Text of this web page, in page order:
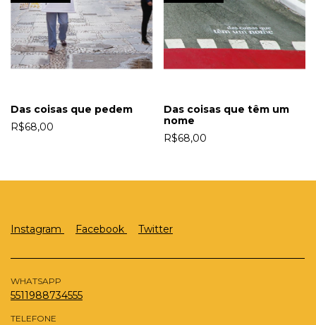
Das coisas que pedem
R$68,00
Das coisas que têm um
nome
R$68,00
Instagram Facebook Twitter
WHATSAPP
5511988734555
TELEFONE